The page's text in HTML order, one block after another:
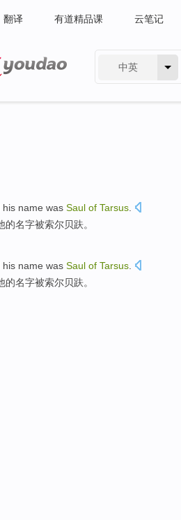
翻译 有道精品课 云笔记
中英
his name was Saul of Tarsus
的名字被索尔贝趺。
his name was Saul of Tarsus
的名字被索尔贝趺。